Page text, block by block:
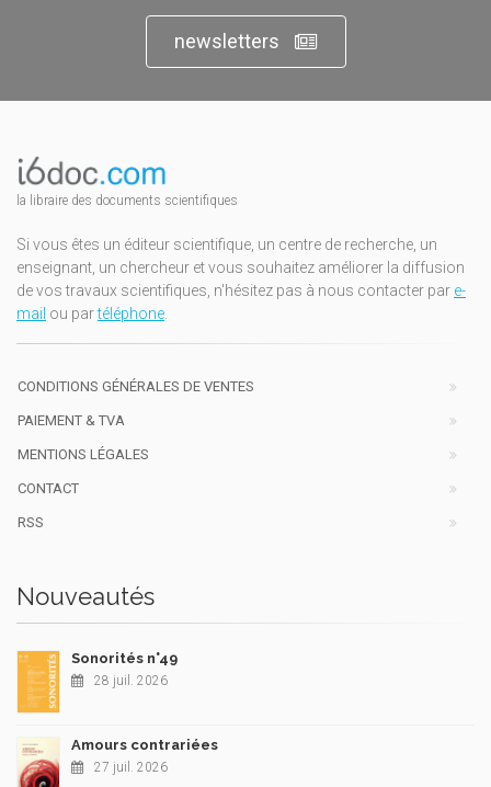
newsletters
la libraire des documents scientifiques
Si vous êtes un éditeur scientifique, un centre de recherche, un
enseignant, un chercheur et vous souhaitez améliorer la diffusion
de vos travaux scientifiques, n'hésitez pas à nous contacter par e-
mail ou partéléphone.
CONDITIONS GÉNÉRALES DE VENTES
PAIEMENT & TVA
MENTIONS LÉGALES
CONTACT
RSS
Nouveautés
Sonorités n°49
28 juil. 2026
Amours contrariées
27 juil. 2026